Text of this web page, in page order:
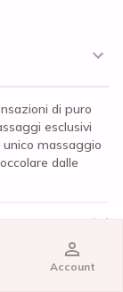
di puro
esclusivi
massaggio
dalle
Account
Account